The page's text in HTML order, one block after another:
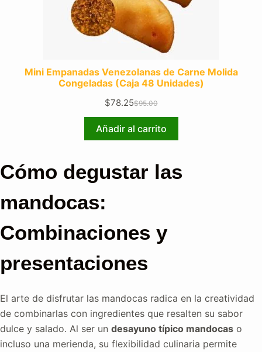
Mini Empanadas Venezolanas de Carne Molida
Congeladas (Caja 48 Unidades)
$95.00
El
precio
$95.00.
$78.25
El
precio
$78.25.
Añadir al carrito
Cómo degustar las
mandocas:
Combinaciones y
presentaciones
El arte de disfrutar las mandocas radica en la creatividad
de combinarlas con ingredientes que resalten su sabor
dulce y salado. Al ser un desayuno típico mandocas o
incluso una merienda, su flexibilidad culinaria permite